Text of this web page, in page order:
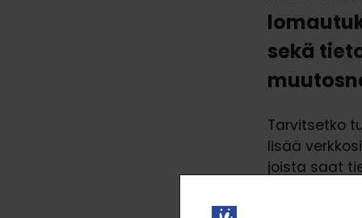
sekä
Tarvitsetko
lisää
joista saat